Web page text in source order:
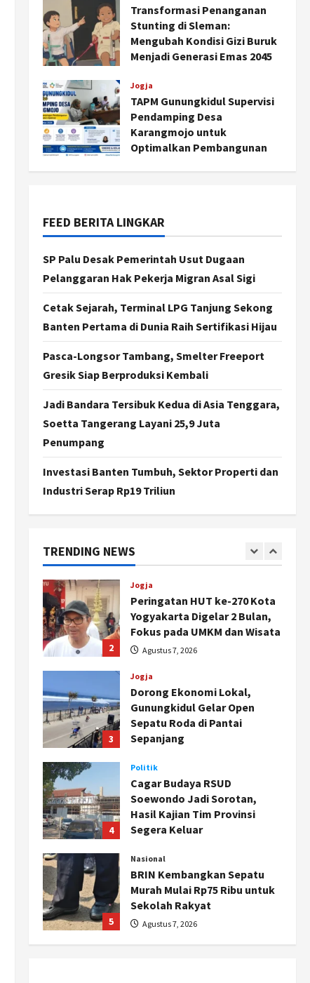
Transformasi Penanganan
Stunting di Sleman:
Mengubah Kondisi Gizi Buruk
Menjadi Generasi Emas 2045
Jogja
TAPM Gunungkidul Supervisi
Pendamping Desa
Karangmojo untuk
Optimalkan Pembangunan
FEED BERITA LINGKAR
SP Palu Desak Pemerintah Usut Dugaan
Pelanggaran Hak Pekerja Migran Asal Sigi
Cetak Sejarah, Terminal LPG Tanjung Sekong
Banten Pertama di Dunia Raih Sertifikasi Hijau
Pasca-Longsor Tambang, Smelter Freeport
Gresik Siap Berproduksi Kembali
Jadi Bandara Tersibuk Kedua di Asia Tenggara,
Soetta Tangerang Layani 25,9 Juta
Penumpang
Investasi Banten Tumbuh, Sektor Properti dan
Industri Serap Rp19 Triliun
TRENDING NEWS
Jogja
Peringatan HUT ke-270 Kota
Fokus pada UMKM dan Wisata
3
Jogja
Dorong Ekonomi Lokal,
Sepatu Roda di Pantai
Sepanjang
4
Politik
Cagar Budaya RSUD
Soewondo Jadi Sorotan,
Hasil Kajian Tim Provinsi
Segera Keluar
Agustus 7, 2026
Nasional
BRIN Kembangkan Sepatu
Murah Mulai Rp75 Ribu untuk
Agustus 7, 2026
1
Politik
2
Jogja
Peringatan HUT ke-270 Kota
Yogyakarta Digelar 2 Bulan,
Fokus pada UMKM dan Wisata
Agustus 7, 2026
3
Jogja
Dorong Ekonomi Lokal,
Gunungkidul Gelar Open
Sepatu Roda di Pantai
Sepanjang
4
Politik
Cagar Budaya RSUD
Soewondo Jadi Sorotan,
Hasil Kajian Tim Provinsi
Segera Keluar
5
Nasional
BRIN Kembangkan Sepatu
Murah Mulai Rp75 Ribu untuk
Sekolah Rakyat
Agustus 7, 2026